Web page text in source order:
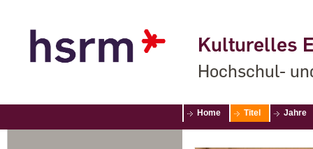
Kulturelles
Hochschul-
Home Titel Jahre